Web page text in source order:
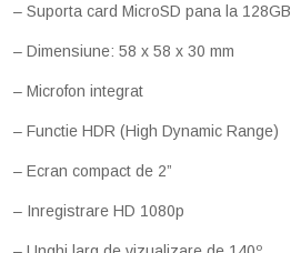
– Suporta card MicroSD pana la 128GB
– Dimensiune: 58 x 58 x 30 mm
– Microfon integrat
– Functie HDR (High Dynamic Range)
– Ecran compact de 2”
– Inregistrare HD 1080p